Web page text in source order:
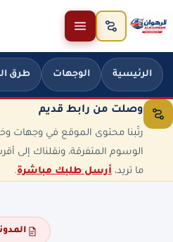
تخطَّ إلى المحتوى
الرئيسية الوجهات طرق
وصلت من رابط قديم
رتّبنا محتوى الموقع في وجهات
الوسوم المتفرقة، ونقلناك إلى
ما تريد، أرسل طلبك مباشرة.